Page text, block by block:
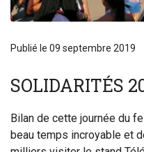
Publié le 09 septembre 2019
SOLIDARITÉS
Bilan de cette journée du
beau temps incroyable et